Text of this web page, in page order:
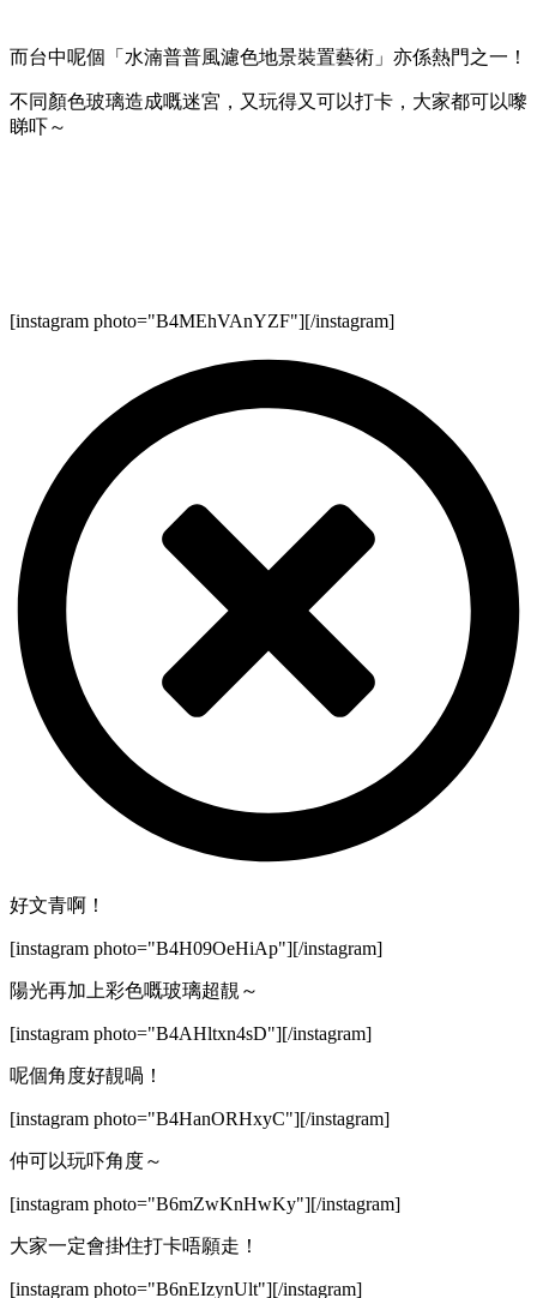
而台中呢個「水湳普普風濾色地景裝置藝術」亦係熱門之一！
不同顏色玻璃造成嘅迷宮，又玩得又可以打卡，大家都可以嚟
睇吓～
[instagram photo="B4MEhVAnYZF"][/instagram]
好文青啊！
[instagram photo="B4H09OeHiAp"][/instagram]
陽光再加上彩色嘅玻璃超靚～
[instagram photo="B4AHltxn4sD"][/instagram]
呢個角度好靚喎！
[instagram photo="B4HanORHxyC"][/instagram]
仲可以玩吓角度～
[instagram photo="B6mZwKnHwKy"][/instagram]
大家一定會掛住打卡唔願走！
[instagram photo="B6nEIzynUlt"][/instagram]